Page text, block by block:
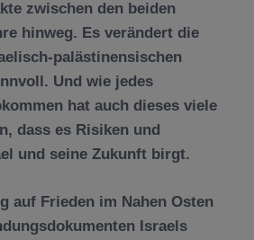
zwischen den beiden
hinweg. Es verändert die
palästinensischen
Und wie jedes
hat auch dieses viele
dass es Risiken und
und seine Zukunft birgt.
auf Frieden im Nahen Osten
Israels